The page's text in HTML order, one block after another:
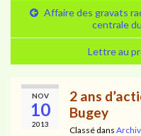
Affaire des gravats
centrale
Lettre au
NOV
10
2013
2 ans
Bugey
Classé dans